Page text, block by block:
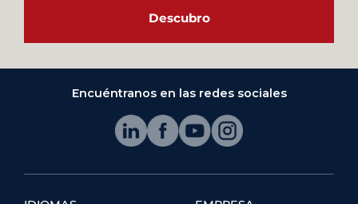
Descubro
Encuéntranos en las redes sociales